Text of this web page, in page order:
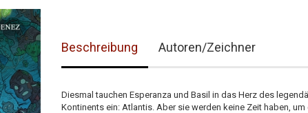
Beschreibung Autoren/Zeichner
Diesmal tauchen Esperanza und Basil in das Herz des
Kontinents ein: Atlantis. Aber sie werden keine Zeit haben,